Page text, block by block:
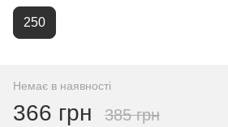
250
Немає в наявності
366 грн 385 грн